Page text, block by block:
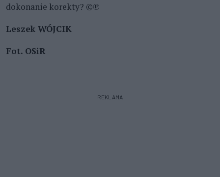
dokonanie korekty? ©℗
Leszek WÓJCIK
Fot. OSiR
REKLAMA